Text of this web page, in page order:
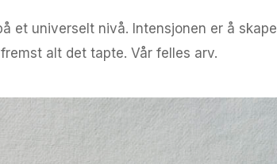
et universelt nivå. Intensjonen er å skape
alt det tapte. Vår felles arv.